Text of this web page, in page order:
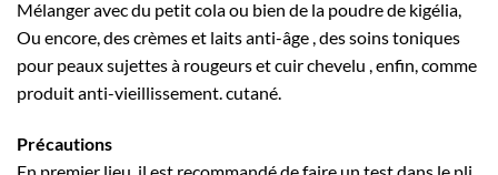
Mélanger avec du petit cola ou bien de la poudre de kigélia,
Ou encore, des crèmes et laits anti-âge , des soins toniques
pour peaux sujettes à rougeurs et cuir chevelu , enfin, comme
produit anti-vieillissement. cutané.
Précautions
En premier lieu, il est recommandé de faire un test dans le pli